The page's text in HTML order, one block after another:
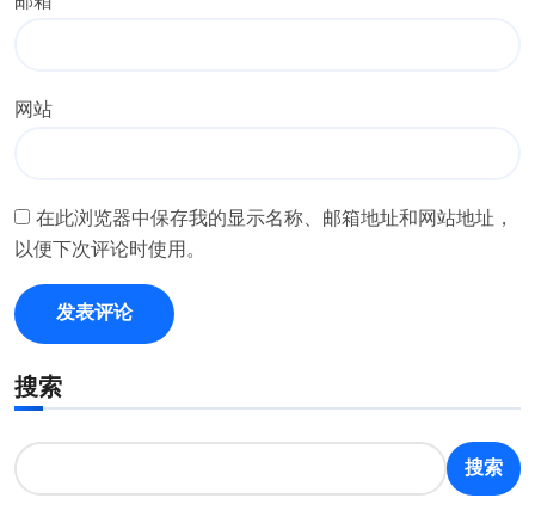
网站
在此浏览器中保存我的显示名称、邮箱地址和网站地址，
以便下次评论时使用。
搜索
搜索